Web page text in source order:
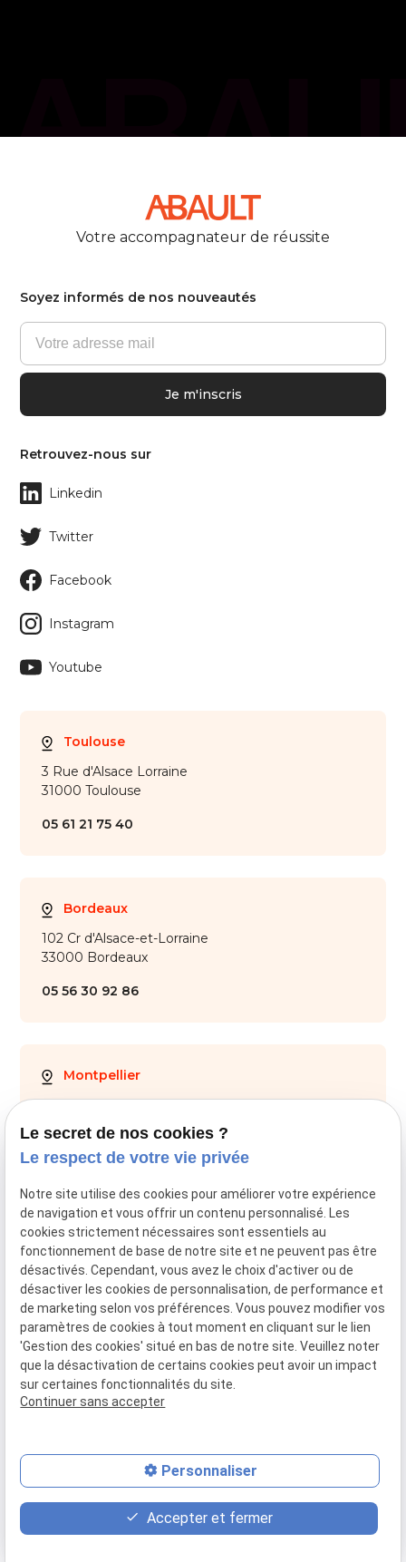
Votre accompagnateur de réussite
Soyez informés de nos nouveautés
Retrouvez-nous sur
Linkedin
Twitter
Facebook
Instagram
Youtube
Toulouse
3 Rue d'Alsace Lorraine
31000 Toulouse
05 61 21 75 40
Bordeaux
102 Cr d'Alsace-et-Lorraine
33000 Bordeaux
05 56 30 92 86
Montpellier
28 Av. de Maurin
34000 Montpellier
04 67 59 70 05
SIRET :44034651800028
Mentions légales
RGPD
Politique de confidentialité
Gestion des cookies
Honoraires
Le secret de nos cookies ?
Le respect de votre vie privée
Notre site utilise des cookies pour améliorer votre expérience
de navigation et vous offrir un contenu personnalisé. Les
cookies strictement nécessaires sont essentiels au
fonctionnement de base de notre site et ne peuvent pas être
désactivés. Cependant, vous avez le choix d'activer ou de
désactiver les cookies de personnalisation, de performance et
de marketing selon vos préférences. Vous pouvez modifier vos
paramètres de cookies à tout moment en cliquant sur le lien
'Gestion des cookies' situé en bas de notre site. Veuillez noter
que la désactivation de certains cookies peut avoir un impact
sur certaines fonctionnalités du site.
Continuer sans accepter
Personnaliser
Accepter et fermer